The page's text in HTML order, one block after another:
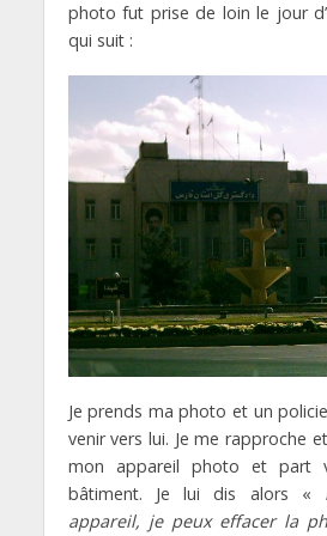
photo fut prise de loin le jour
qui suit :
Je prends ma photo et un
venir vers lui. Je me rapproche
mon appareil photo et part
bâtiment. Je lui dis alors «
appareil, je peux effacer la